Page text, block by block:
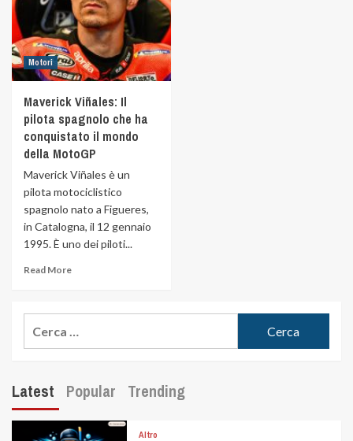
Motori
Maverick Viñales: Il
pilota spagnolo che ha
conquistato il mondo
della MotoGP
Maverick Viñales è un
pilota motociclistico
spagnolo nato a Figueres,
in Catalogna, il 12 gennaio
1995. È uno dei piloti...
Read More
Latest Popular Trending
Altro